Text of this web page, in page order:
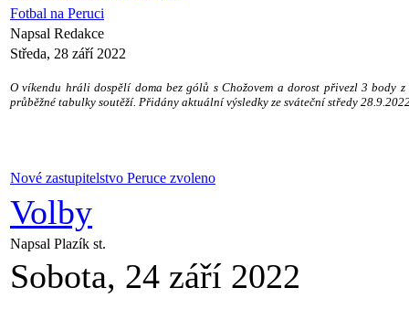
Fotbal na Peruci
Napsal Redakce
Středa, 28 září 2022
O víkendu hráli dospělí doma bez gólů s Chožovem a dorost přivezl 3 body
průběžné tabulky soutěží. Přidány aktuální výsledky ze sváteční středy
Nové zastupitelstvo Peruce zvoleno
Volby
Napsal Plazík st.
Sobota, 24 září 2022